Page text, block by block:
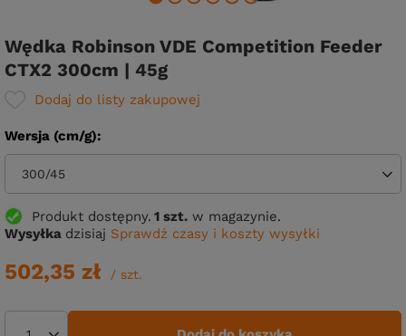
Wędka Robinson VDE Competition Feeder
CTX2 300cm | 45g
Dodaj do listy zakupowej
Wersja (cm/g)
300/45
Produkt dostępny 1 szt. w magazynie.
Wysyłka dzisiaj Sprawdź czasy i koszty wysyłki
502,35 zł / szt.